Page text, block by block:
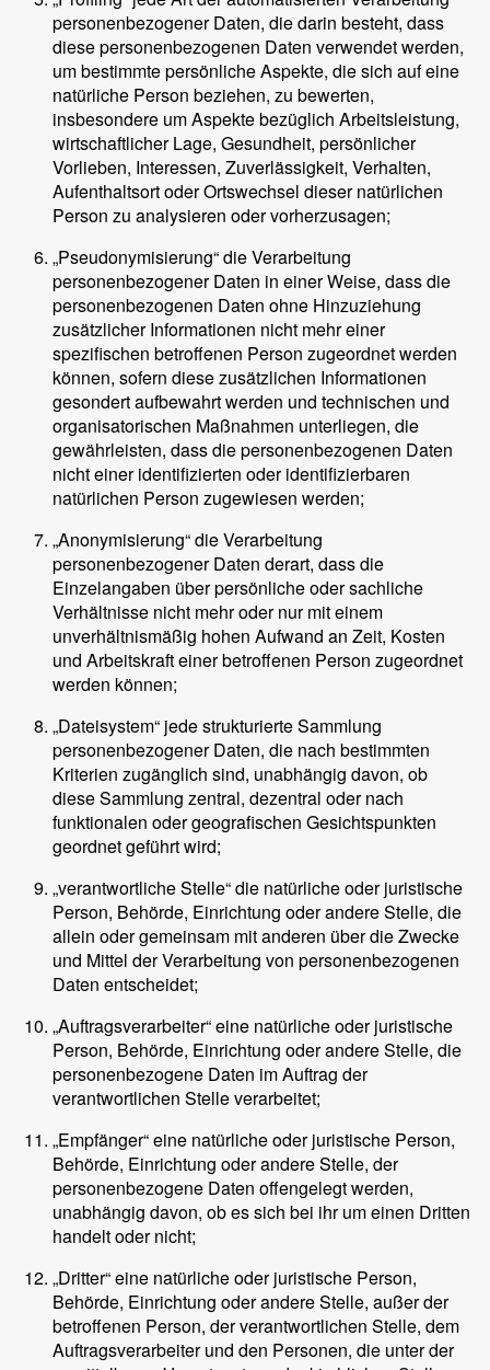
personenbezogener Daten, die darin besteht, dass
diese personenbezogenen Daten verwendet werden,
um bestimmte persönliche Aspekte, die sich auf eine
natürliche Person beziehen, zu bewerten,
insbesondere um Aspekte bezüglich Arbeitsleistung,
wirtschaftlicher Lage, Gesundheit, persönlicher
Vorlieben, Interessen, Zuverlässigkeit, Verhalten,
Aufenthaltsort oder Ortswechsel dieser natürlichen
Person zu analysieren oder vorherzusagen;
„Pseudonymisierung“ die Verarbeitung
personenbezogener Daten in einer Weise, dass die
personenbezogenen Daten ohne Hinzuziehung
zusätzlicher Informationen nicht mehr einer
spezifischen betroffenen Person zugeordnet werden
können, sofern diese zusätzlichen Informationen
gesondert aufbewahrt werden und technischen und
organisatorischen Maßnahmen unterliegen, die
gewährleisten, dass die personenbezogenen Daten
nicht einer identifizierten oder identifizierbaren
natürlichen Person zugewiesen werden;
„Anonymisierung“ die Verarbeitung
personenbezogener Daten derart, dass die
Einzelangaben über persönliche oder sachliche
Verhältnisse nicht mehr oder nur mit einem
unverhältnismäßig hohen Aufwand an Zeit, Kosten
und Arbeitskraft einer betroffenen Person zugeordnet
werden können;
„Dateisystem“ jede strukturierte Sammlung
personenbezogener Daten, die nach bestimmten
Kriterien zugänglich sind, unabhängig davon, ob
diese Sammlung zentral, dezentral oder nach
funktionalen oder geografischen Gesichtspunkten
geordnet geführt wird;
„verantwortliche Stelle“ die natürliche oder juristische
Person, Behörde, Einrichtung oder andere Stelle, die
allein oder gemeinsam mit anderen über die Zwecke
und Mittel der Verarbeitung von personenbezogenen
Daten entscheidet;
„Auftragsverarbeiter“ eine natürliche oder juristische
Person, Behörde, Einrichtung oder andere Stelle, die
personenbezogene Daten im Auftrag der
verantwortlichen Stelle verarbeitet;
„Empfänger“ eine natürliche oder juristische Person,
Behörde, Einrichtung oder andere Stelle, der
personenbezogene Daten offengelegt werden,
unabhängig davon, ob es sich bei ihr um einen Dritten
handelt oder nicht;
„Dritter“ eine natürliche oder juristische Person,
Behörde, Einrichtung oder andere Stelle, außer der
betroffenen Person, der verantwortlichen Stelle, dem
Auftragsverarbeiter und den Personen, die unter der